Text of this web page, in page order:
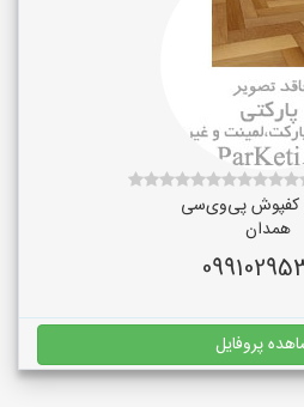
کفپوش پی‌وی‌سی
همدان
پروفایل